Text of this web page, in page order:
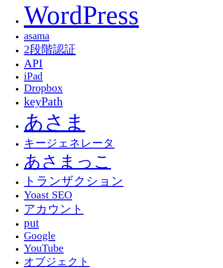
WordPress
asama
2段階認証
API
iPad
Dropbox
keyPath
あさま
キージェネレータ
あさまっこ
トランザクション
Yoast SEO
アカウント
put
Google
YouTube
オブジェクト